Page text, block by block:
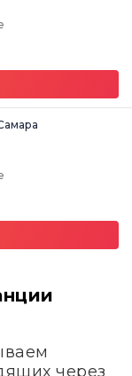
через